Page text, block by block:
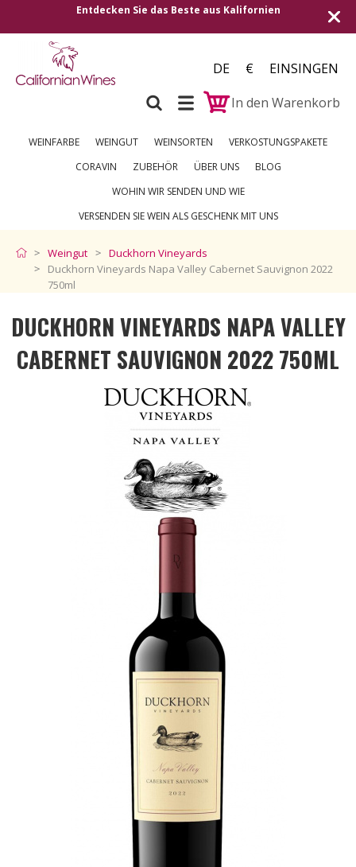
Sie das Beste aus Kalifornien Versand
DE €
EINSINGEN
In den Warenkorb
WEINFARBE WEINGUT WEINSORTEN
VERKOSTUNGSPAKETE
CORAVIN
ZUBEHÖR ÜBER UNS
BLOG
WOHIN WIR SENDEN UND WIE
VERSENDEN SIE WEIN ALS GESCHENK MIT UNS
Weingut
Duckhorn Vineyards
Duckhorn Vineyards Napa Valley Cabernet Sauvignon 2022
750ml
DUCKHORN VINEYARDS NAPA VALLEY
CABERNET SAUVIGNON 2022 750ML